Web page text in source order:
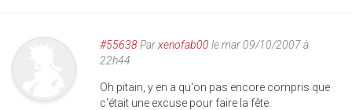
#55638Parxenofab00 le mar 09/10/2007 à
22h44
Oh pitain, y en a qu'on pas encore compris que
c'était une excuse pour faire la fête.